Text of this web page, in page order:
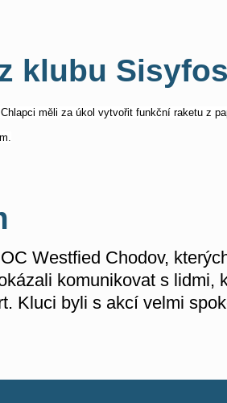
klubu Sisyfos
měli za úkol vytvořit funkční raketu z
Westfied Chodov,
komunikovat s lidmi,
Kluci byli s akcí velmi